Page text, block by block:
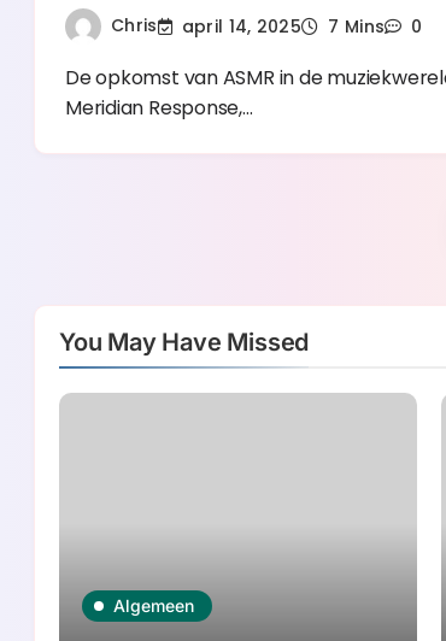
Chris april 14, 2025 7 Mins 0
De opkomst van ASMR in de
Meridian Response,…
You May Have Missed
Algemeen